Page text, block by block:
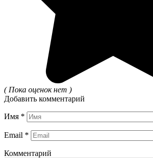
( Пока оценок нет )
Добавить комментарий
Имя *
Email *
Комментарий